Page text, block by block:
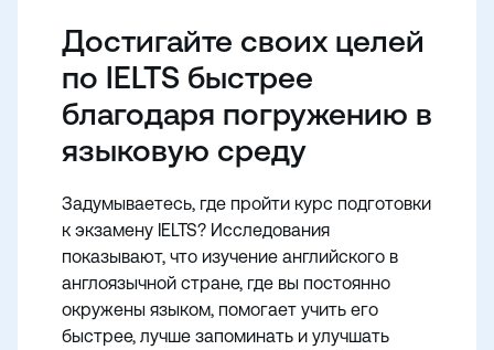
Достигайте своих целей
по IELTS быстрее
благодаря погружению в
языковую среду
Задумываетесь, где пройти курс подготовки
к экзамену IELTS? Исследования
показывают, что изучение английского в
англоязычной стране, где вы постоянно
окружены языком, помогает учить его
быстрее, лучше запоминать и улучшать